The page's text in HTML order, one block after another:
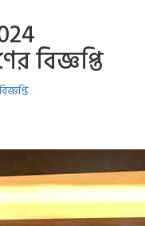
বিজ্ঞপ্তি